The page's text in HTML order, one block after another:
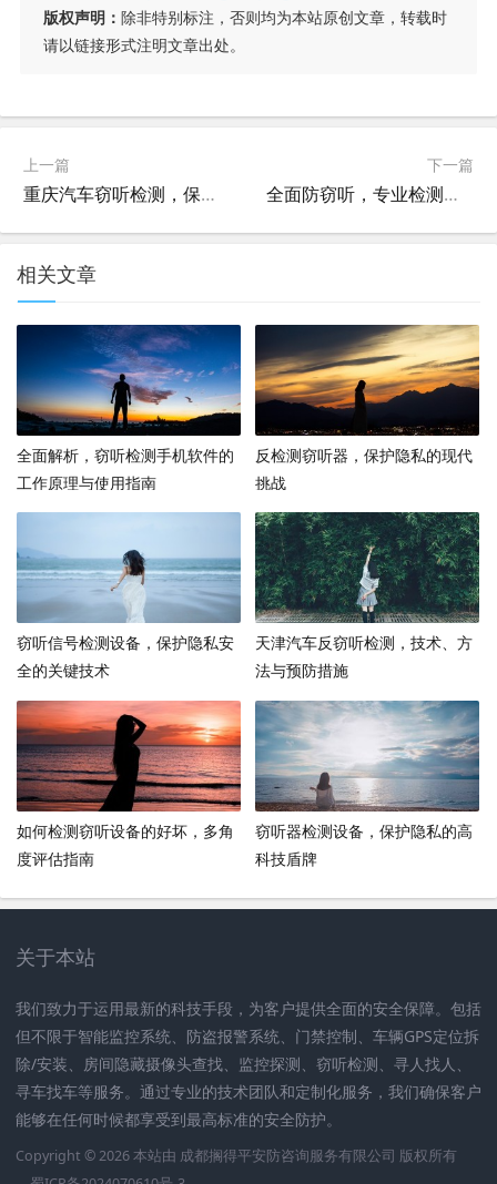
版权声明： 除非特别标注，否则均为本站原创文章，转载时
请以链接形式注明文章出处。
上一篇
重庆汽车窃听检测，保护隐私，确保安全
下一篇
全面防窃听，专业检测技术与策略
相关文章
全面解析，窃听检测手机软件的
工作原理与使用指南
反检测窃听器，保护隐私的现代
挑战
窃听信号检测设备，保护隐私安
全的关键技术
天津汽车反窃听检测，技术、方
法与预防措施
如何检测窃听设备的好坏，多角
度评估指南
窃听器检测设备，保护隐私的高
科技盾牌
关于本站
我们致力于运用最新的科技手段，为客户提供全面的安全保障。包括
但不限于智能监控系统、防盗报警系统、门禁控制、车辆GPS定位拆
除/安装、房间隐藏摄像头查找、监控探测、窃听检测、寻人找人、
寻车找车等服务。通过专业的技术团队和定制化服务，我们确保客户
能够在任何时候都享受到最高标准的安全防护。
Copyright © 2026 本站由 成都搁得平安防咨询服务有限公司 版权所有